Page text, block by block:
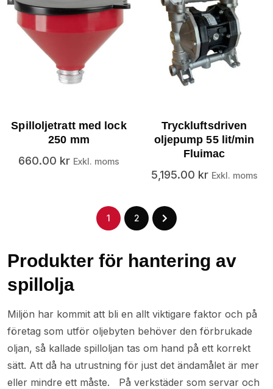
Spilloljetratt med lock
250 mm
660.00 kr Exkl. moms
Tryckluftsdriven
oljepump 55 lit/min
Fluimac
5,195.00 kr Exkl. moms
1 2
Produkter för hantering av
spillolja
Miljön har kommit att bli en allt viktigare faktor och på
företag som utför oljebyten behöver den förbrukade
oljan, så kallade spilloljan tas om hand på ett korrekt
sätt. Att då ha utrustning för just det ändamålet är mer
eller mindre ett måste. På verkstäder som servar och